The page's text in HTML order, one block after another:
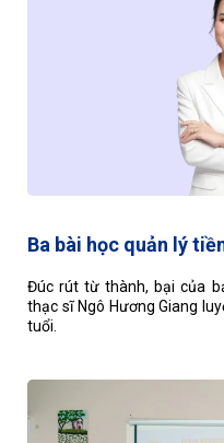
Ba bài học quản lý
Đúc rút từ thành, bại của
thạc sĩ Ngô Hương Giang
tuổi.